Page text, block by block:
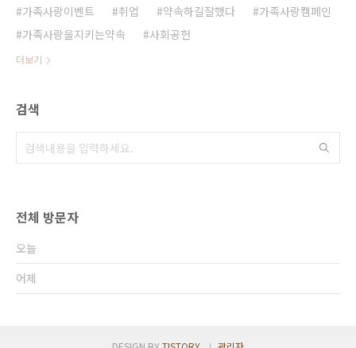
가족사랑이벤트
취업 약속하길잘했다
가족사랑캠페인
가족사랑을지키는약속
사회공헌
더보기
검색
전체 방문자
오늘
어제